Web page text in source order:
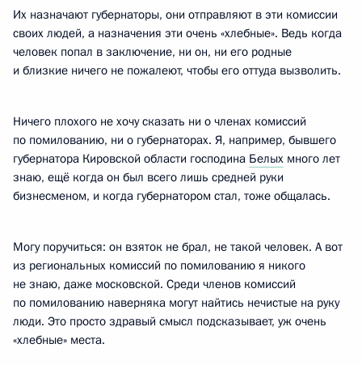
Их назначают губернаторы, они отправляют в эти комиссии
своих людей, а назначения эти очень «хлебные». Ведь когда
человек попал в заключение, ни он, ни его родные
и близкие ничего не пожалеют, чтобы его оттуда вызволить.
Ничего плохого не хочу сказать ни о членах комиссий
по помилованию, ни о губернаторах. Я, например, бывшего
губернатора Кировской области господина Белых много лет
знаю, ещё когда он был всего лишь средней руки
бизнесменом, и когда губернатором стал, тоже общалась.
Могу поручиться: он взяток не брал, не такой человек. А вот
из региональных комиссий по помилованию я никого
не знаю, даже московской. Среди членов комиссий
по помилованию наверняка могут найтись нечистые на руку
люди. Это просто здравый смысл подсказывает, уж очень
«хлебные» места.